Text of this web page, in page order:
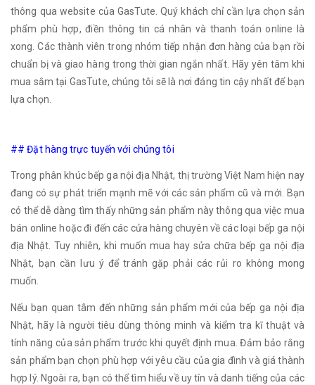
thông qua website của GasTute. Quý khách chỉ cần lựa chọn sản
phẩm phù hợp, điền thông tin cá nhân và thanh toán online là
xong. Các thành viên trong nhóm tiếp nhận đơn hàng của bạn rồi
chuẩn bị và giao hàng trong thời gian ngắn nhất. Hãy yên tâm khi
mua sắm tại GasTute, chúng tôi sẽ là nơi đáng tin cậy nhất để bạn
lựa chọn.
## Đặt hàng trực tuyến với chúng tôi
Trong phân khúc bếp ga nội địa Nhật, thị trường Việt Nam hiện nay
đang có sự phát triển mạnh mẽ với các sản phẩm cũ và mới. Bạn
có thể dễ dàng tìm thấy những sản phẩm này thông qua việc mua
bán online hoặc đi đến các cửa hàng chuyên về các loại bếp ga nội
địa Nhật. Tuy nhiên, khi muốn mua hay sửa chữa bếp ga nội địa
Nhật, bạn cần lưu ý để tránh gặp phải các rủi ro không mong
muốn.
Nếu bạn quan tâm đến những sản phẩm mới của bếp ga nội địa
Nhật, hãy là người tiêu dùng thông minh và kiểm tra kĩ thuật và
tính năng của sản phẩm trước khi quyết định mua. Đảm bảo rằng
sản phẩm bạn chọn phù hợp với yêu cầu của gia đình và giá thành
hợp lý. Ngoài ra, bạn có thể tìm hiểu về uy tín và danh tiếng của các